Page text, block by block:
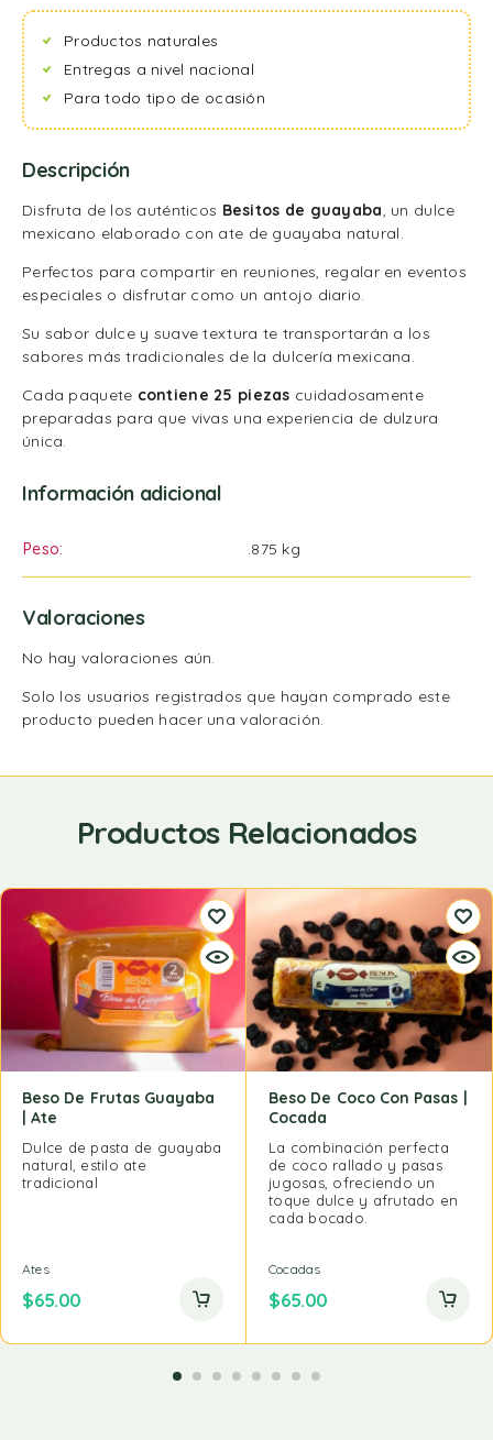
Productos naturales
Entregas a nivel nacional
Para todo tipo de ocasión
Descripción
Disfruta de los auténticos Besitos de guayaba, un dulce
mexicano elaborado con ate de guayaba natural.
Perfectos para compartir en reuniones, regalar en eventos
especiales o disfrutar como un antojo diario.
Su sabor dulce y suave textura te transportarán a los
sabores más tradicionales de la dulcería mexicana.
Cada paquete contiene 25 piezas cuidadosamente
preparadas para que vivas una experiencia de dulzura
única.
Información adicional
Peso .875 kg
Valoraciones
No hay valoraciones aún.
Solo los usuarios registrados que hayan comprado este
producto pueden hacer una valoración.
Productos Relacionados
Beso De Frutas Guayaba
| Ate
Dulce de pasta de guayaba
natural, estilo ate
tradicional
Ates
$65.00
Beso De Coco Con Pasas |
Cocada
La combinación perfecta
de coco rallado y pasas
jugosas, ofreciendo un
toque dulce y afrutado en
cada bocado.
Cocadas
$65.00